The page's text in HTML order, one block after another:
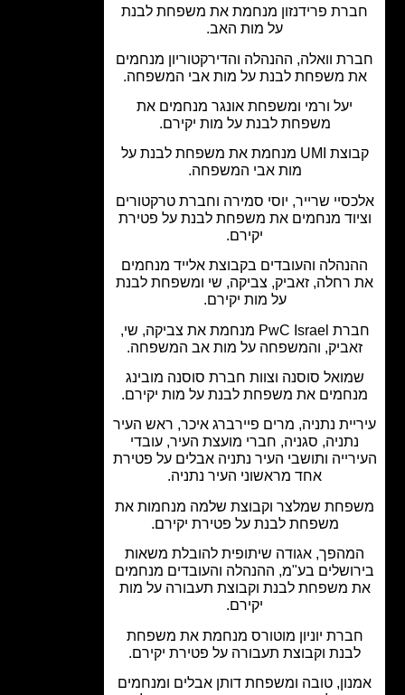
פרידנזון מנחמת את משפחת לבנת
על מות האב.
וואלה, ההנהלה והדירקטוריון מנחמים
משפחת לבנת על מות אבי המשפחה.
יעל ורמי ומשפחת אונגר מנחמים את
משפחת לבנת על מות יקירם.
קבוצת UMI מנחמת את משפחת לבנת על
מות אבי המשפחה.
שרייר, יוסי סמירה וחברת טרקטורים
מנחמים את משפחת לבנת על פטירת
והעובדים בקבוצת אלייד מנחמים
רחלה, זאביק, צביקה, שי ומשפחת לבנת
על מות יקירם.
חברת PwC Israel מנחמת את צביקה, שי,
והמשפחה על מות אב המשפחה.
סוסנה וצוות חברת סוסנה מובינג
את משפחת לבנת על מות יקירם.
נתניה, מרים פיירברג איכר, ראש העיר
סגניה, חברי מועצת העיר, עובדי
ותושבי העיר נתניה אבלים על פטירת
אחד מראשוני העיר נתניה.
שמלצר וקבוצת שלמה מנחמות את
משפחת לבנת על פטירת יקירם.
אגודה שיתופית להובלת משאות
בע"מ, ההנהלה והעובדים מנחמים
משפחת לבנת וקבוצת תעבורה על מות
יוניון מוטורס מנחמת את משפחת
וקבוצת תעבורה על פטירת יקירם.
טובה ומשפחת דותן אבלים ומנחמים